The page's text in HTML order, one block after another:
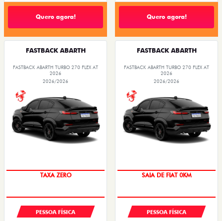
Quero agora! Quero agora!
FASTBACK ABARTH
FASTBACK ABARTH TURBO 270 FLEX AT
2026
2026/2026
SAIA DE FIAT 0KM
PESSOA FÍSICA
FASTBACK ABARTH
FASTBACK ABARTH TURBO 270 FLEX AT
2026
2026/2026
PREÇO IMPERDÍVEL
PESSOA FÍSICA